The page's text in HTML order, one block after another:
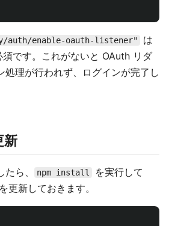
auth/enable-oauth-listener"
は
です。これがないと OAuth リダ
処理が行われず、ログインが完了し
新
ら、 npm install を実行して
を更新しておきます。